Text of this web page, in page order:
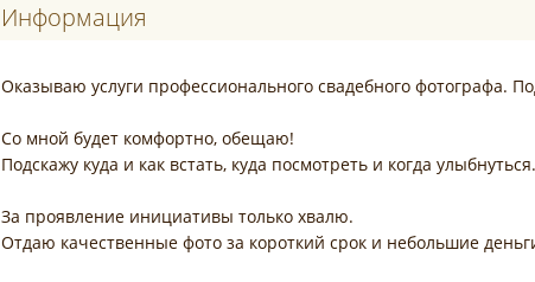
Информация
Оказываю услуги профессионального свадебного фотографа.
Со мной будет комфортно, обещаю!
Подскажу куда и как встать, куда посмотреть и когда
За проявление инициативы только хвалю.
Отдаю качественные фото за короткий срок и небольшие